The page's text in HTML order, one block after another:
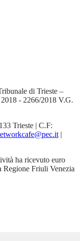
di Trieste –
- 2266/2018 V.G.
Trieste | C.F:
|
ha ricevuto euro
Regione Friuli Venezia